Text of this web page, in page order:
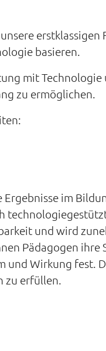
erstklassigen
basieren.
mit
zu ermöglichen.
im
und wird
Pädagogen
und Wirkung fest.
zu erfüllen.